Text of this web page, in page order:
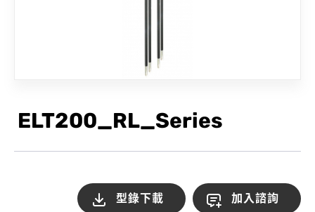
ELT200_RL_Series
型錄下載 加入諮詢